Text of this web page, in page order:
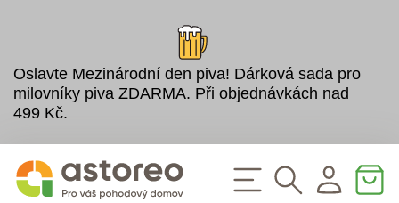
Oslavte Mezinárodní den piva! Dárková sada pro
milovníky piva ZDARMA. Při objednávkách nad
499 Kč.